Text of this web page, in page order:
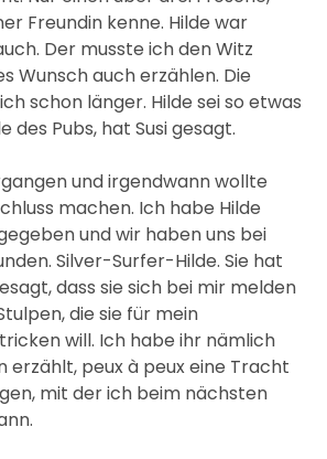
Freundin kenne. Hilde war
Der musste ich den Witz
Wunsch auch erzählen. Die
schon länger. Hilde sei so etwas
des Pubs, hat Susi gesagt.
und irgendwann wollte
machen. Ich habe Hilde
und wir haben uns bei
Silver-Surfer-Hilde. Sie hat
dass sie sich bei mir melden
die sie für mein
will. Ich habe ihr nämlich
erzählt, peux à peux eine Tracht
mit der ich beim nächsten